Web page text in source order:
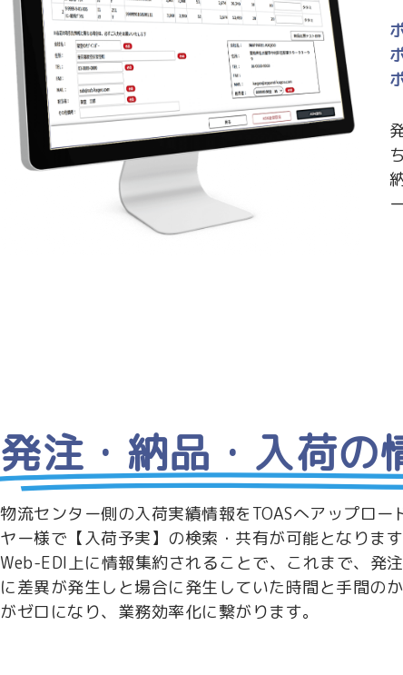
発注・納品・入荷の
物流センター側の入荷実績情報をTOASへアップロ
ヤー様で【入荷予実】の検索・共有が可能となります
Web-EDI上に情報集約されることで、これまで、
に差異が発生しと場合に発生していた時間と手間の
がゼロになり、業務効率化に繋がります。